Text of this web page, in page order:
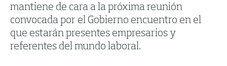
mantiene de cara a la próxima reunión
convocada por el Gobierno encuentro en el
que estarán presentes empresarios y
referentes del mundo laboral.